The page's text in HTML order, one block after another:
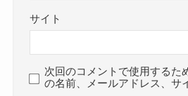
サイト
次回のコメントで使用するた
の名前、メールアドレス、サ